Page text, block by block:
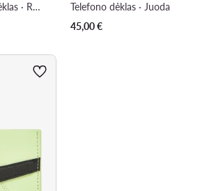
Kreditinių kortelių dėklas · Ruda
Telefono dėklas · Juoda
45,00€